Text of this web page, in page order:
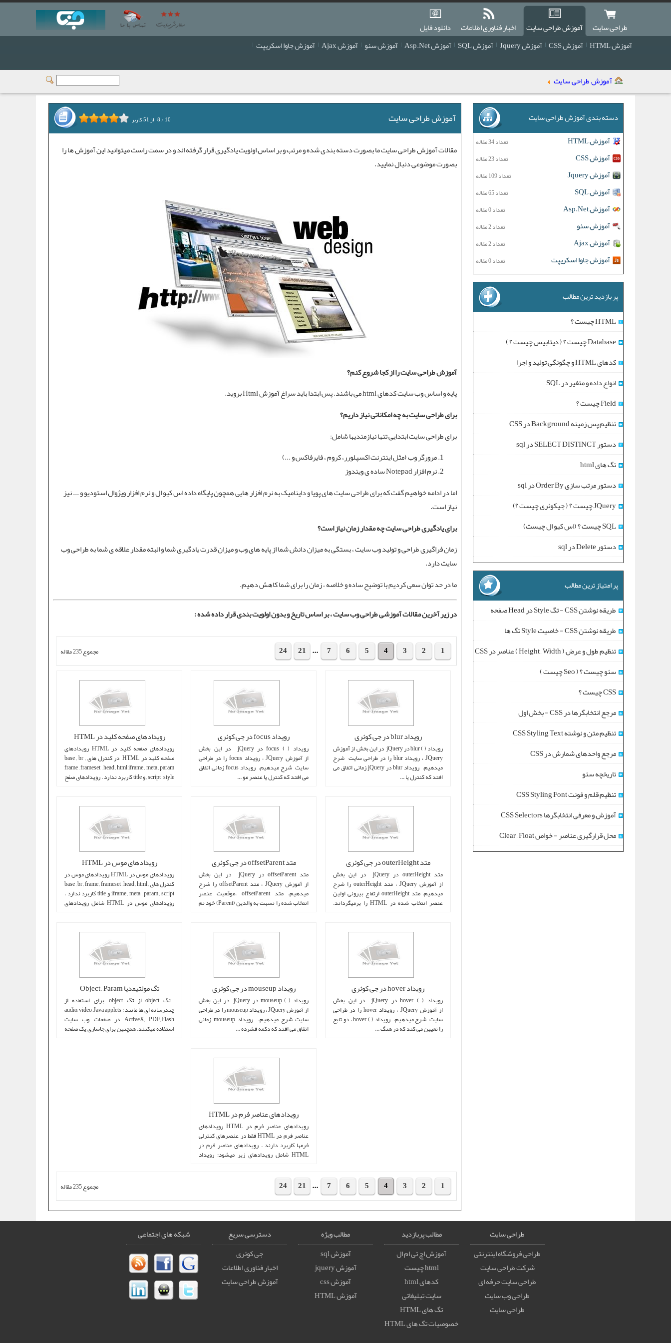
طراحی سایت آموزش طراحی سایت اخبار فناوری اطلاعات
دانلود فایل
آموزش HTML
آموزش CSS آموزش Jquery آموزش SQL آموزش Asp.Net آموزش سئو آموزش Ajax آموزش جاوا اسکریپت
آموزش طراحی سایت
آموزش طراحی سایت 8/10 از51کاربر
مقالاتآموزش طراحی سایتما بصورت دسته بندی شده و مرتب و بر اساس اولویت یادگیری قرار گرفته اند و در سمت راست میتوانید این آموزش ها را
بصورت موضوعی دنبال نمایید.
آموزشطراحی سایترا از کجا شروع کنم؟
پایه و اساس وب سایتکدهای html می باشند. پس ابتدا باید سراغآموزش Html
بروید.
برایطراحی سایتبه چه امکاناتی نیاز داریم؟
برایطراحی سایتابتدایی تنها نیازمندیها شامل:
مرورگر وب (مثل اینترنت اکسپلورر، کروم ، فایرفاکس و ...)
نرم افزار Notepad ساده ی ویندوز
اما در ادامه خواهیم گفت که برای طراحی سایت های پویا و داینامیک به نرم افزار هایی همچون پایگاه داده اس کیو ال و نرم افزار ویژوال استودیو و ... نیز
نیاز است.
برای یادگیریطراحی سایتچه مقدار زمان نیاز است؟
زمان فراگیری طراحی و تولید وب سایت ، بستگی به میزان دانش شما از پایه های وب و میزان قدرت یادگیری شما و البته مقدار علاقه ی شما به طراحی وب
سایت دارد.
ما در حد توان سعی کردیم با توضیح ساده و خلاصه ، زمان را برای شما کاهش دهیم.
در زیر آخرینمقالات آموزشی طراحی وب سایت، بر اساس تاریخ و بدون اولویت بندی قرار داده شده :
1
2
3
4
5
6
7
...
21
24 مجموع 235 مقاله
رویداد blur در جی کوئری
رویداد ( ) blur در jQuery در این بخش از آموزش
JQuery ، رویداد blur را در طراحی سایت شرح
میدهیم. رویداد blur در jQuery زمانی اتفاق می
افتد که کنترل یا ...
رویداد focus در جی کوئری
رویداد ( ) focus در jQuery در این بخش
از آموزش JQuery ، رویداد focus را در طراحی
سایت شرح میدهیم. رویداد focus زمانی اتفاق
می افتد که کنترل یا عنصر مو ...
رويدادهای صفحه کليد در HTML
رويدادهای صفحه کليد در HTML رويدادهای
صفحه کليد در HTML در کنترل های base , br ,
frame , frameset , head , html iframe , meta , param
, script , style و title کاربرد ندارد . رويدادهای صفح
متد outerHeight در جی کوئری
متد outerHeight در jQuery در این بخش
از آموزش JQuery ، متد outerHeight را شرح
میدهیم. متد outerHeight ارتفاع بیرونی اولین
عنصر انتخاب شده در HTML را برمیگرداند.
متد offsetParent در جی کوئری
متد offsetParent در jQuery در این بخش
از آموزش JQuery ، متد offsetParent را شرح
میدهیم. متد offsetParent ،موقعیت عنصر
انتخاب شده را نسبت به والدین (Parent) خود نم
رويدادهای موس در HTML
رويدادهای موس در HTML رويدادهای موس در
کنترل های base , br , frame , frameset , head , html ,
iframe , meta , param , script و title کاربرد ندارد .
رويدادهای موس در HTML شامل رویدادهای
رویداد hover در جی کوئری
رویداد ( ) hover در jQuery در این بخش
از آموزش JQuery ، رویداد hover را در طراحی
سایت شرح میدهیم. رویداد ( ) hover ، دو تابع
را تعیین می کند که در هنگ ...
رویداد mouseup در جی کوئری
رویداد ( ) mouseup در jQuery در این بخش
از آموزش JQuery ، رویداد mouseup را در طراحی
سایت شرح میدهیم. رویداد mouseup زمانی
اتفاق می افتد که دکمه فشرده ...
تگ مولتیمدیا Object , Param
تگ object از تگ object برای استفاده از
چندرسانه ای ها مانند : audio, video, Java applets
ActiveX, PDF,,Flash در صفحات وب سایت
استفاده میکنند. همچنین برای جاسازی یک صفحه
رويدادهای عناصر فرم در HTML
رويدادهای عناصر فرم در HTML رويدادهای
عناصر فرم در HTML فقط در عنصرهای کنترلی
فرمها کاربرد دارند . رويدادهای عناصر فرم در
HTML شامل رویدادهای زیر میشود: رویداد
1
2
3
4
5
6
7
...
21
24 مجموع 235 مقاله
دسته بندی آموزش طراحی سایت
آموزش HTML
تعداد 34 مقاله
آموزش CSS تعداد 23 مقاله
آموزش Jquery تعداد 109 مقاله
آموزش SQL تعداد 65 مقاله
آموزش Asp.Net تعداد 0 مقاله
آموزش سئو تعداد 2 مقاله
آموزش Ajax تعداد 2 مقاله
آموزش جاوا اسکریپت تعداد 0 مقاله
پر بازدید ترین مطالب
HTML چیست ؟
Database چیست ؟ ( دیتابیس چیست ؟ )
کدهای HTML و چگونگی تولید و اجرا
انواع داده و متغیر در SQL
Field چیست ؟
تنظیم پس زمینه Background در CSS
دستور SELECT DISTINCT در sql
تگ های html
دستور مرتب سازی Order By در sql
JQuery چیست ؟ ( جیکوئری چیست ؟)
SQL چیست ؟ (اس کیو ال چیست)
دستور Delete در sql
پر امتیاز ترین مطالب
طریقه نوشتن CSS - تگ Style در Head صفحه
طریقه نوشتن CSS - خاصیت Style تگ ها
تنظیم طول و عرض ( Height , Width ) عناصر در CSS
سئو چیست ؟ ( Seo چیست )
CSS چیست ؟
مرجع انتخابگرها در CSS - بخش اول
تنظیم متن و نوشته CSS Styling Text
مرجع واحدهای شمارش در CSS
تاریخچه سئو
تنظیم قلم و فونت CSS Styling Font
آموزش و معرفی انتخابگرها CSS Selectors
محل قرارگیری عناصر - خواص Clear , Float
طراحی سایت
طراحی فروشگاه اینترنتی
شرکت طراحی سایت
طراحی سایت حرفه ای
طراحی وب سایت
طراحی سایت
مطالب پربازدید
آموزش اچ تی ام ال
html چیست
کدهای html
سایت تبلیغاتی
تگ های HTML
خصوصيات تگ های HTML
مطالب ویژه
آموزش sql
آموزش jquery
آموزش css
آموزش HTML
دسترسی سریع
جی کوئری
اخبار فناوری اطلاعات
آموزش طراحی سایت
شبکه های اجتماعی